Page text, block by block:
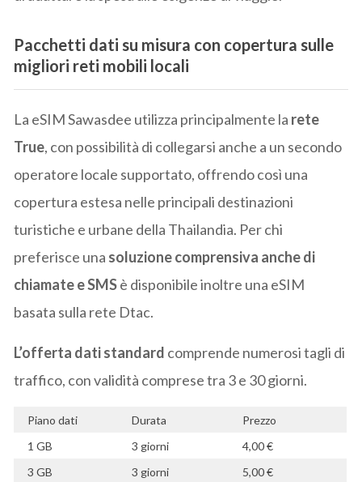
Pacchetti dati su misura con copertura sulle
migliori reti mobili locali
La eSIM Sawasdee utilizza principalmente la rete
True, con possibilità di collegarsi anche a un secondo
operatore locale supportato, offrendo così una
copertura estesa nelle principali destinazioni
turistiche e urbane della Thailandia. Per chi
preferisce una soluzione comprensiva anche di
chiamate e SMSè disponibile inoltre una eSIM
basata sulla rete Dtac.
L’offerta dati standard comprende numerosi tagli di
traffico, con validità comprese tra 3 e 30 giorni.
Piano dati Durata
Prezzo
1 GB
3 giorni
4,00 €
3 GB
3 giorni
5,00 €